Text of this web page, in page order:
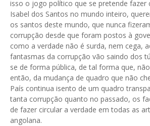
isso o jogo político que se pretende fazer
Isabel dos Santos no mundo inteiro,
os santos deste mundo, que nunca
corrupção desde que foram postos à
como a verdade não é surda, nem cega,
fantasmas da corrupção vão saindo dos
se de forma pública, de tal forma que,
então, da mudança de quadro que não
País continua isento de um quadro
tanta corrupção quanto no passado, os
de fazer circular a verdade em todas as
angolana.